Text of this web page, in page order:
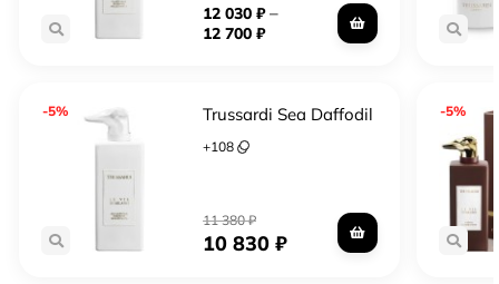
12 030₽–
12 700₽
-5% Trussardi Sea Daffodil
+108
11 380₽
10 830₽
-5%